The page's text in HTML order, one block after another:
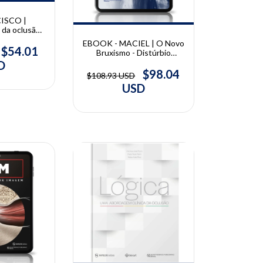
|
oclusão
Ferreira
$54.01
EBOOK - MACIEL | O Novo
Bruxismo - Distúrbio
Roberto Nascimento Maciel
$108.93 USD
$98.04
USD